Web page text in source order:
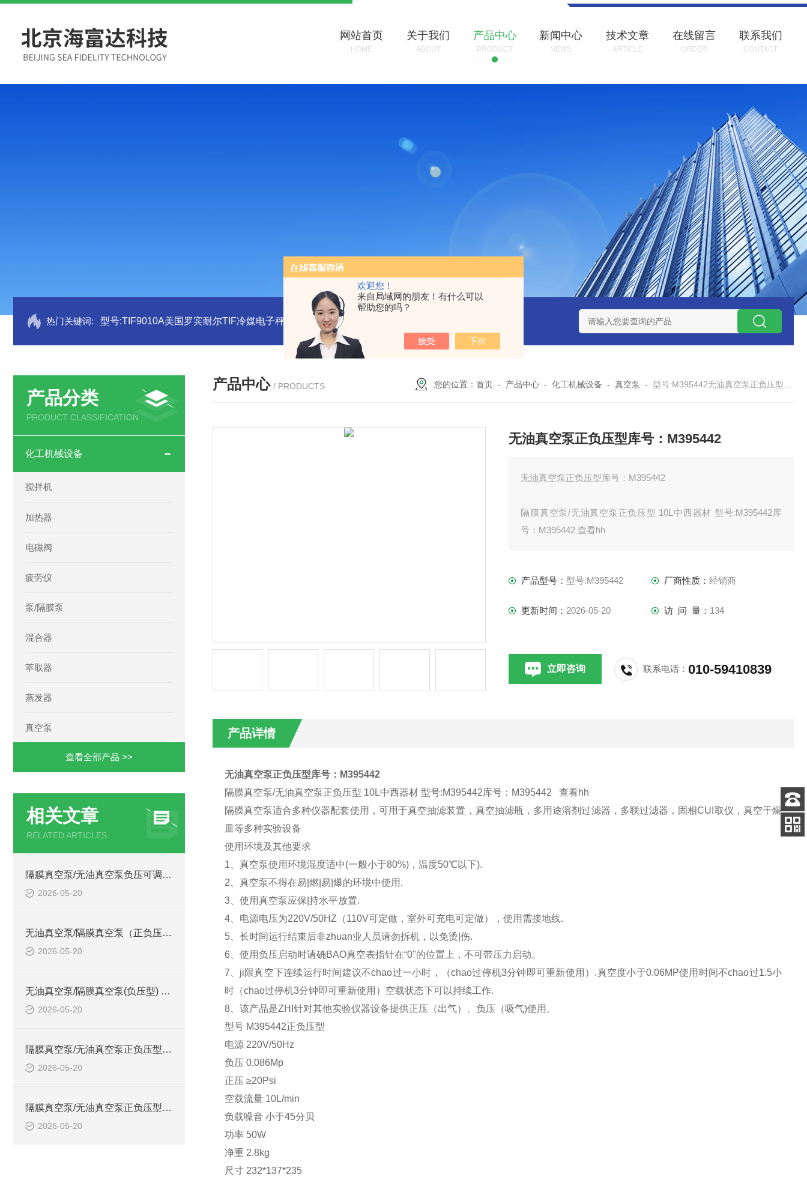
欢迎您！
来自局域网的朋友！有什么可以
帮助您的吗？
网站首页
HOME
关于我们
ABOUT
产品中心
PRODUCT
新闻中心
NEWS
技术文章
ARTICLE
在线留言
ORDER
联系我们
CONTACT
热门关键词: 型号:TIF9010A美国罗宾耐尔TIF冷媒电子秤/衡器：M340780 型号:ZB960/ZXQC-ABS-ZD汽车ABS诊断仪库号
产品分类
PRODUCT CLASSIFICATION
化工机械设备
搅拌机
加热器
电磁阀
疲劳仪
泵/隔膜泵
混合器
萃取器
蒸发器
真空泵
查看全部产品 >>
相关文章
RELATED ARTICLES
隔膜真空泵/无油真空泵负压可调型型号:ZXFYKT-40的技术介绍
2026-05-20
无油真空泵/隔膜真空泵（正负压型） 型号:ZXZFY-40的详细介绍
2026-05-20
无油真空泵/隔膜真空泵(负压型) 型号:ZXFY-20的简单介绍
2026-05-20
隔膜真空泵/无油真空泵正负压型 型号:ZXHD-20的简单介绍
2026-05-20
隔膜真空泵/无油真空泵正负压型 10L中西器材 型号:M395442的技术介绍
2026-05-20
产品中心 / PRODUCTS 您的位置：首页 - 产品中心 -化工机械设备 -真空泵 -型号:M395442无油真空泵正负压型库号：M395442
无油真空泵正负压型库号：M395442
无油真空泵正负压型库号：M395442
隔膜真空泵/无油真空泵正负压型 10L中西器材 型号:M395442库
号：M395442 查看hh
抽滤瓶，多用途溶剂过滤器，多联过滤器，固相CUI取仪，真空干
1、真空泵使用环境湿度适中(一般小于80%)，温度50℃以下).
产品型号：型号:M395442 厂商性质： 经销商
更新时间： 2026-05-20 访 问 量： 134
立即咨询 联系电话：010-59410839
产品详情
无油真空泵正负压型库号：M395442
隔膜真空泵/无油真空泵正负压型 10L中西器材 型号:M395442库号：M395442 查看hh
隔膜真空泵适合多种仪器配套使用，可用于真空抽滤装置，真空抽滤瓶，多用途溶剂过滤器，多联过滤器，固相CUI取仪，真空干燥
皿等多种实验设备
使用环境及其他要求
1、真空泵使用环境湿度适中(一般小于80%)，温度50℃以下).
2、真空泵不得在易|燃|易|爆的环境中使用.
3、使用真空泵应保|持水平放置.
4、电源电压为220V/50HZ（110V可定做，室外可充电可定做），使用需接地线.
5、长时间运行结束后非zhuan业人员请勿拆机，以免烫|伤.
6、使用负压启动时请确BAO真空表指针在“0"的位置上，不可带压力启动。
7、ji限真空下连续运行时间建议不chao过一小时，（chao过停机3分钟即可重新使用）.真空度小于0.06MP使用时间不chao过1.5小
时（chao过停机3分钟即可重新使用）空载状态下可以持续工作.
8、该产品是ZHI针对其他实验仪器设备提供正压（出气）、负压（吸气)使用。
型号 M395442正负压型
电源 220V/50Hz
负压 0.086Mp
正压 ≥20Psi
空载流量 10L/min
负载噪音 小于45分贝
功率 50W
净重 2.8kg
尺寸 232*137*235
客服
电话